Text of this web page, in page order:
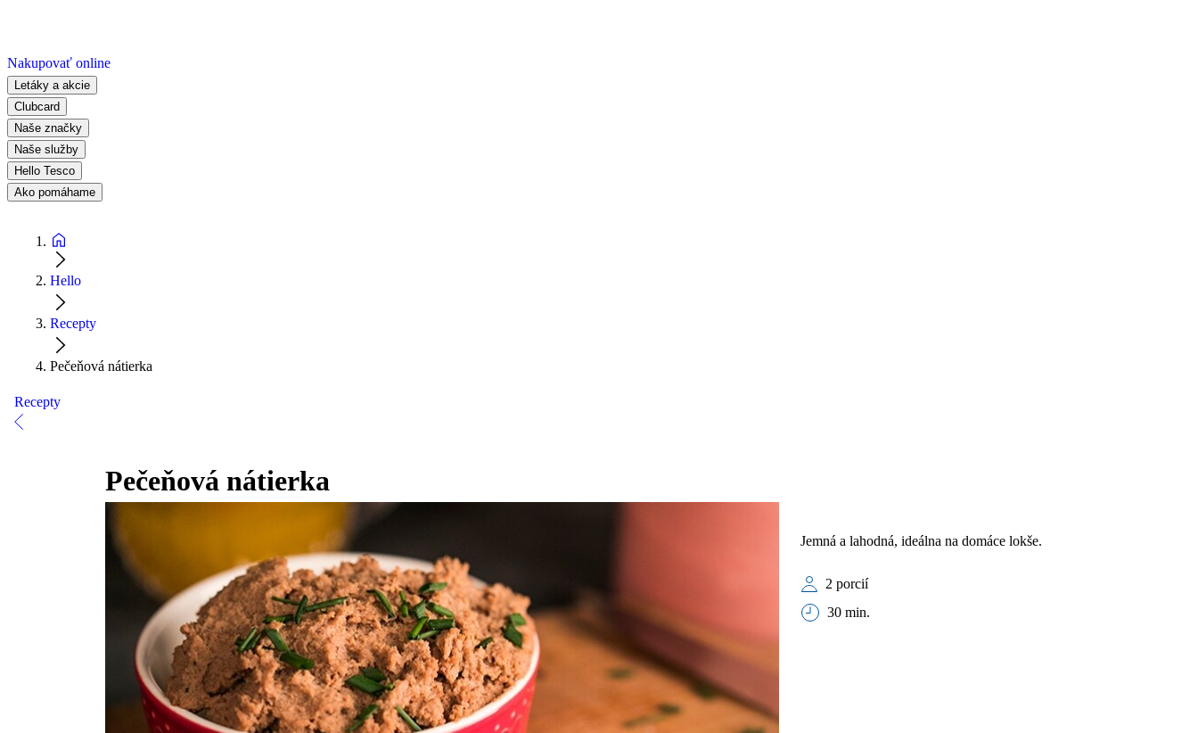
Nakupovať online
Letáky a akcie
Clubcard
Naše značky
Naše služby
Hello Tesco
Ako pomáhame
Hello
Recepty
Pečeňová nátierka
Recepty
Pečeňová nátierka
Jemná a lahodná, ideálna na domáce lokše.
2 porcií
30 min.